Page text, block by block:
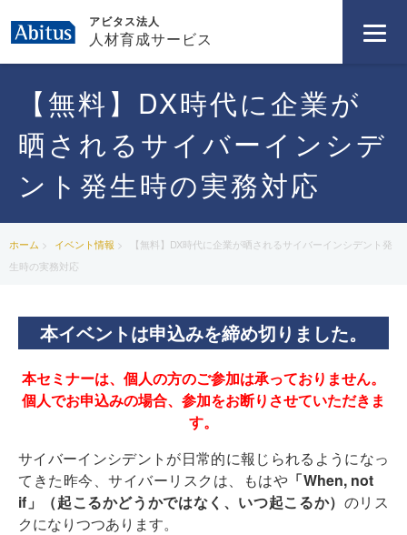
アビタス法人
人材育成サービス
【無料】DX時代に企業が
晒されるサイバーインシデ
ント発生時の実務対応
ホーム イベント情報
【無料】DX時代に企業が晒されるサイバーインシデント発
生時の実務対応
本イベントは申込みを締め切りました。
本セミナーは、個人の方のご参加は承っておりません。
個人でお申込みの場合、参加をお断りさせていただきま
す。
サイバーインシデントが日常的に報じられるようになっ
てきた昨今、サイバーリスクは、もはや 「When, not
if」（起こるかどうかではなく、いつ起こるか） のリス
クになりつつあります。